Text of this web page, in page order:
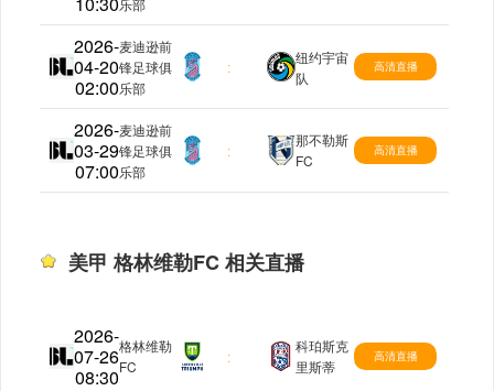
乐部
2026-
04-20
02:00
美甲
麦迪逊前
锋足球俱
乐部
:
纽约宇宙
队
高清直播
2026-
03-29
07:00
美甲
麦迪逊前
锋足球俱
乐部
:
那不勒斯
FC
高清直播
美甲 格林维勒FC 相关直播
2026-
07-26
08:30
美甲
格林维勒
FC
:
科珀斯克
里斯蒂
高清直播